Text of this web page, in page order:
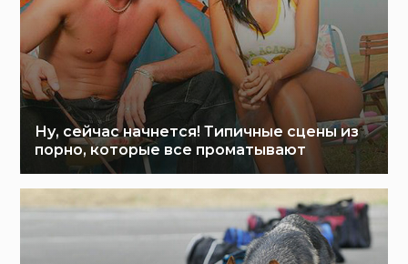
Ну, сейчас начнется! Типичные сцены из
порно, которые все проматывают